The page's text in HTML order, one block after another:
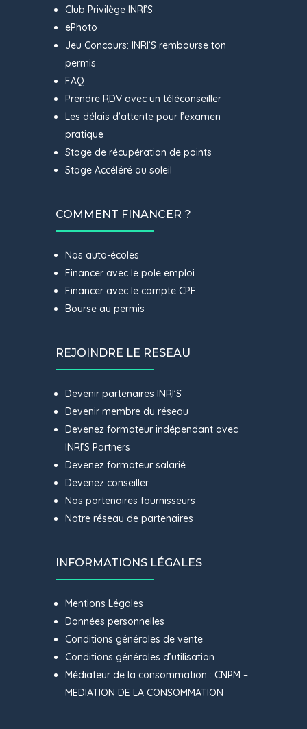
Club Privilège INRI’S
ePhoto
Jeu Concours: INRI’S rembourse ton
permis
FAQ
Prendre RDV avec un téléconseiller
Les délais d’attente pour l’examen
pratique
Stage de récupération de points
Stage Accéléré au soleil
COMMENT FINANCER ?
Nos auto-écoles
Financer avec le pole emploi
Financer avec le compte CPF
Bourse au permis
REJOINDRE LE RESEAU
Devenir partenaires INRI’S
Devenir membre du réseau
Devenez formateur indépendant avec
INRI’S Partners
Devenez formateur salarié
Devenez conseiller
Nos partenaires fournisseurs
Notre réseau de partenaires
INFORMATIONS LÉGALES
Mentions Légales
Données personnelles
Conditions générales de vente
Conditions générales d’utilisation
Médiateur de la consommation : CNPM –
MEDIATION DE LA CONSOMMATION